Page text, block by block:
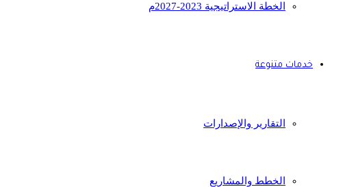
الخطة الاستراتيجية 2023-2027م
خدمات متنوعة
التقارير والإصدارات
الخطط والمشاريع